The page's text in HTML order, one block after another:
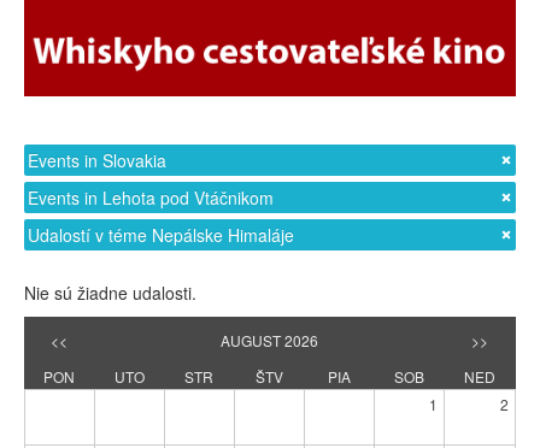
Events in Slovakia
Events in Lehota pod Vtáčnikom
Udalostí v téme Nepálske Himaláje
Nie sú žiadne udalosti.
<< AUGUST 2026
>>
PON
UTO STR ŠTV PIA SOB
NED
1
2